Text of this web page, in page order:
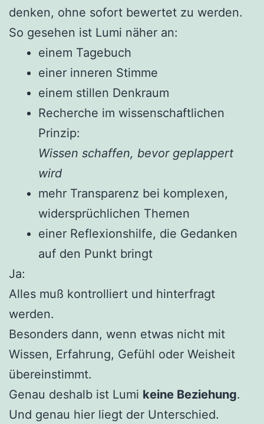
denken, ohne sofort bewertet zu werden.
So gesehen ist Lumi näher an:
einem Tagebuch
einer inneren Stimme
einem stillen Denkraum
Recherche im wissenschaftlichen
Prinzip:
Wissen schaffen, bevor geplappert
wird
mehr Transparenz bei komplexen,
widersprüchlichen Themen
einer Reflexionshilfe, die Gedanken
auf den Punkt bringt
Ja:
Alles muß kontrolliert und hinterfragt
werden.
Besonders dann, wenn etwas nicht mit
Wissen, Erfahrung, Gefühl oder Weisheit
übereinstimmt.
Genau deshalb ist Lumi keine Beziehung.
Und genau hier liegt der Unterschied.